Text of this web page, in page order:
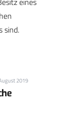
sind.
2019